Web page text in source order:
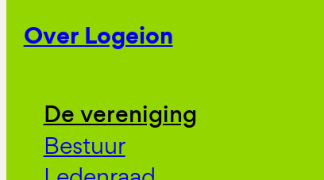
Over Logeion
De vereniging
Bestuur